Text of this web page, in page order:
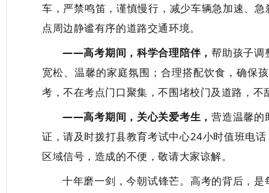
车，严禁鸣笛 ， 谨慎慢行 ， 减少车辆急加速、
点周边静谧有序的道路交通环境。
——高考期间，科学合理陪伴，帮助孩子调
宽松、温馨的家庭氛围；合理搭配饮食，确保
考，不在考点门口聚集，不围堵校门及道路，
——高考期间，关心关爱考生，营造温馨的
证，请及时拨打县教育考试中心24小时值班电
区域信号，造成的不便，敬请大家谅解。
十年磨一剑，今朝试锋芒。 高考的背后，是